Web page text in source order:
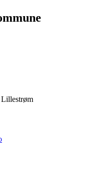
Lillestrøm